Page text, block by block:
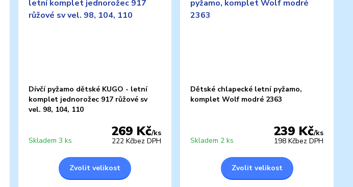
Dívčí pyžamo dětské KUGO - letní
komplet jednorožec 917 růžové sv
vel. 98, 104, 110
269 Kč/ks
222 Kčbez DPH
Skladem 3 ks
Zvolit velikost
Dětské chlapecké letní pyžamo,
komplet Wolf modré 2363
239 Kč/ks
198 Kčbez DPH
Skladem 2 ks
Zvolit velikost